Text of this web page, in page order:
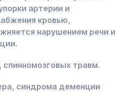
артерии и
кровью,
нарушением речи и
травм.
синдрома деменции